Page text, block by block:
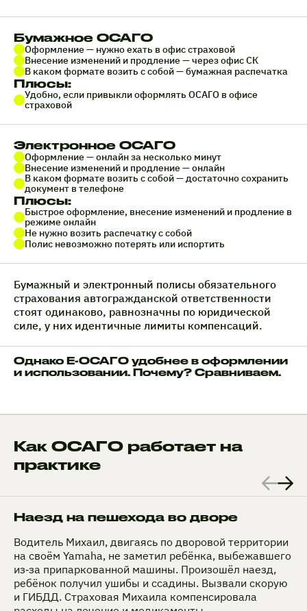
Бумажное ОСАГО
Оформление — нужно ехать в офис страховой
Внесение изменений и продление — через офис СК
В каком формате возить с собой — бумажная распечатка
Плюсы:
Удобно, если привыкли оформлять ОСАГО в офисе
страховой
Электронное ОСАГО
Оформление — онлайн за несколько минут
Внесение изменений и продление — онлайн
В каком формате возить с собой — достаточно сохранить
документ в телефоне
Плюсы:
Быстрое оформление, внесение изменений и продление в
режиме онлайн
Не нужно возить распечатку с собой
Полис невозможно потерять или испортить
Бумажный и электронный полисы обязательного
страхования автогражданской ответственности
стоят одинаково, равнозначны по юридической
силе, у них идентичные лимиты компенсаций.
Однако Е-ОСАГО удобнее в оформлении
и использовании. Почему? Сравниваем.
Как ОСАГО работает на
практике
Наезд на пешехода во дворе
Водитель Михаил, двигаясь по дворовой территории
на своём Yamaha, не заметил ребёнка, выбежавшего
из‑за припаркованной машины. Произошёл наезд,
ребёнок получил ушибы и ссадины. Вызвали скорую
и ГИБДД. Страховая Михаила компенсировала